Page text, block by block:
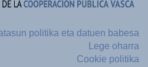
politika eta datuen babesa
Lege oharra
Cookie politika